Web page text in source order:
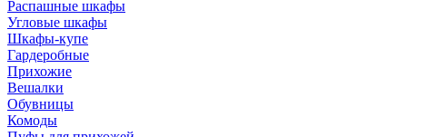
Распашные шкафы
Угловые шкафы
Шкафы-купе
Гардеробные
Прихожие
Вешалки
Обувницы
Комоды